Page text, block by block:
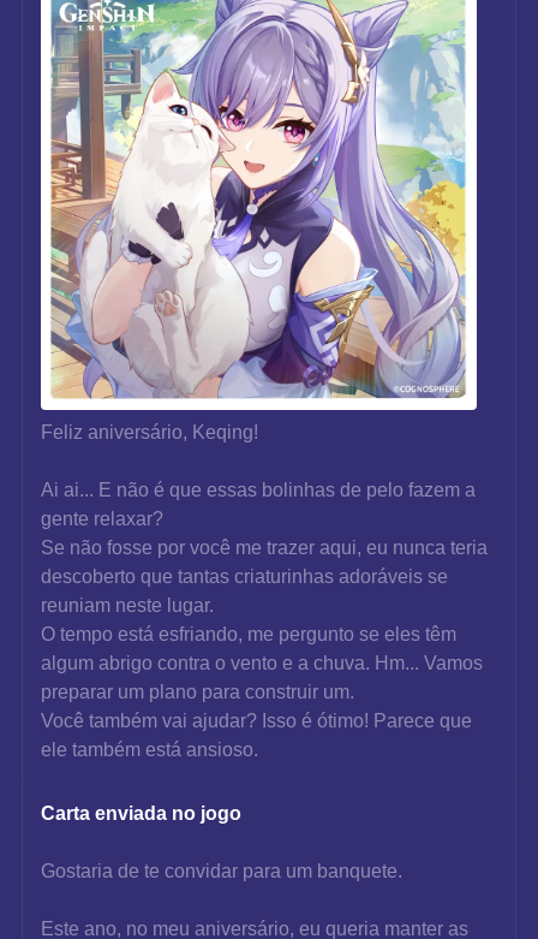
Feliz aniversário, Keqing!
Ai ai... E não é que essas bolinhas de pelo fazem a
gente relaxar?
Se não fosse por você me trazer aqui, eu nunca teria
descoberto que tantas criaturinhas adoráveis se
reuniam neste lugar.
O tempo está esfriando, me pergunto se eles têm
algum abrigo contra o vento e a chuva. Hm... Vamos
preparar um plano para construir um.
Você também vai ajudar? Isso é ótimo! Parece que
ele também está ansioso.
Carta enviada no jogo
Gostaria de te convidar para um banquete.
Este ano, no meu aniversário, eu queria manter as